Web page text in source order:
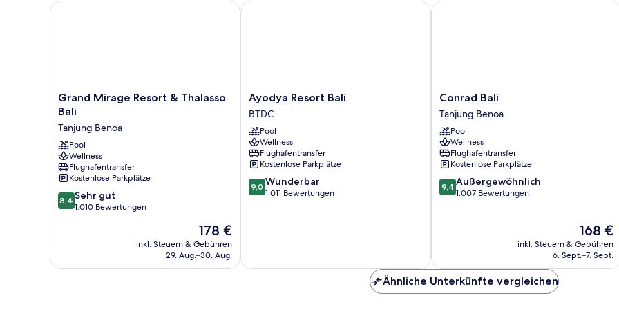
Grand
Mirage
&
Thalasso
Bali
Tanjung
Benoa
Grand Mirage Resort & Thalasso
Bali
Tanjung Benoa
Pool
Wellness
Flughafentransfer
Kostenlose Parkplätze
8.4
von
Bewertungen
8,4 Sehr gut
1.010 Bewertungen
Der
Preis
beträgt
178 €
inkl. Steuern & Gebühren
29. Aug.–30. Aug.
Grand Mirage Resort & Thalasso Bali
Ayodya
Resort
Bali
BTDC
Ayodya Resort Bali
BTDC
Pool
Wellness
Flughafentransfer
Kostenlose Parkplätze
9.0
von
9,0 Wunderbar
1.011 Bewertungen
Ayodya Resort Bali
Conrad
Bali
Tanjung
Benoa
Conrad Bali
Tanjung Benoa
Pool
Wellness
Flughafentransfer
Kostenlose Parkplätze
9.4
von
9,4 Außergewöhnlich
1.007 Bewertungen
Der
Preis
beträgt
168 €
inkl. Steuern & Gebühren
6. Sept.–7. Sept.
Conrad Bali
Ähnliche Unterkünfte vergleichen